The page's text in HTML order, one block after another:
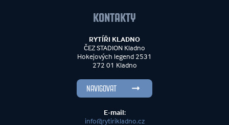
KONTAKTY
RYTÍŘI KLADNO
ČEZ STADION Kladno
Hokejových legend 2531
272 01 Kladno
NAVIGOVAT
E-mail:
info@rytirikladno.cz